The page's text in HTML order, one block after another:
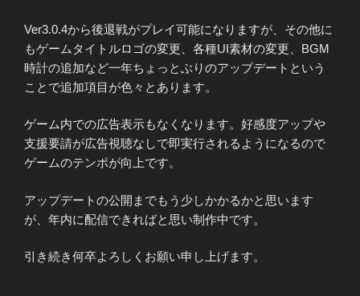
Ver3.0.4から後退戦がプレイ可能になりますが、その他に
もゲームタイトルロゴの変更、各種UI素材の変更、BGM
時計の追加など一年ちょっとぶりのアップデートという
ことで追加項目が色々とあります。
ゲーム内での広告表示もなくなります。好感度アップや
支援要請が広告視聴なしで即実行されるようになるので
ゲームのテンポが向上です。
アップデートの公開までもう少しかかるかと思います
が、年内に配信できればと思い制作中です。
引き続き何卒よろしくお願い申し上げます。